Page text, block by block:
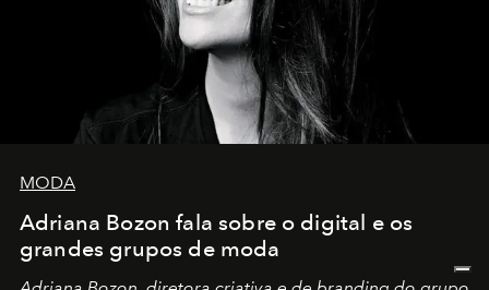
MODA
Adriana Bozon fala sobre o digital e os
grandes grupos de moda